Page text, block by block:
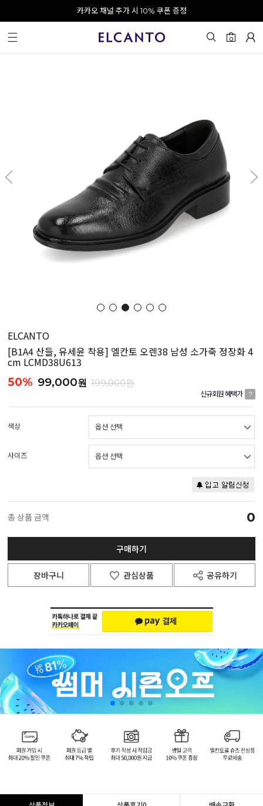
오전 10시 이전 결제 완료 시 오늘 출발!
회원가입 시 최대 20% 쿠폰 지급
카카오 채널 추가 시 10% 쿠폰 증정
0
ELCANTO
[B1A4 산들, 유세윤 착용] 엘칸토 오렌38 남성 소가죽 정장화 4
cm LCMD38U613
50% 99,000원 199,000원
신규회원 혜택가 ?
색상
사이즈
총 상품 금액 0
구매하기
장바구니 관심상품 공유하기